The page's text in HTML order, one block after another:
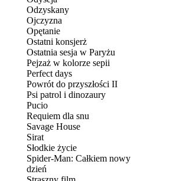
Odzyskany
Ojczyzna
Opętanie
Ostatni konsjerż
Ostatnia sesja w Paryżu
Pejzaż w kolorze sepii
Perfect days
Powrót do przyszłości II
Psi patrol i dinozaury
Pucio
Requiem dla snu
Savage House
Sirat
Słodkie życie
Spider-Man: Całkiem nowy
dzień